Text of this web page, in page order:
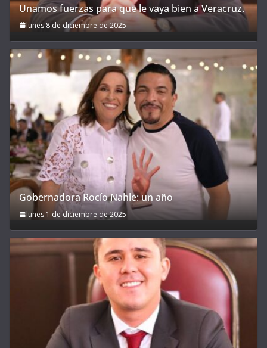
Unamos fuerzas para que le vaya bien a Veracruz.
lunes 8 de diciembre de 2025
Gobernadora Rocío Nahle: un año
lunes 1 de diciembre de 2025